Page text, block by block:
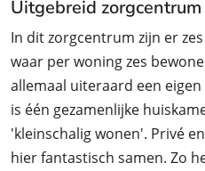
Uitgebreid
In dit zorgcentrum zijn er
waar per woning zes
allemaal uiteraard een
is één gezamenlijke
'kleinschalig wonen'. Privé
hier fantastisch samen. Zo